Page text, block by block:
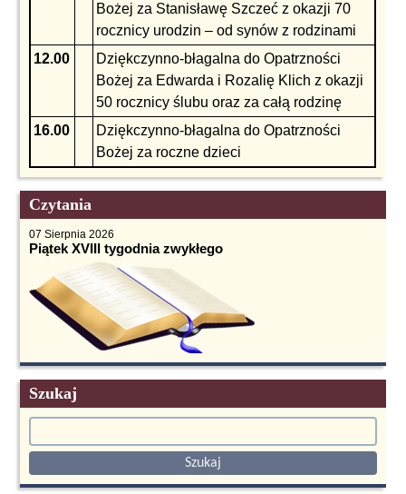
Bożej za Stanisławę Szczeć z okazji 70
rocznicy urodzin – od synów z rodzinami
12.00
Dziękczynno-błagalna do Opatrzności
Bożej za Edwarda i Rozalię Klich z okazji
50 rocznicy ślubu oraz za całą rodzinę
16.00
Dziękczynno-błagalna do Opatrzności
Bożej za roczne dzieci
Czytania
07 Sierpnia 2026
Piątek XVIII tygodnia zwykłego
Szukaj